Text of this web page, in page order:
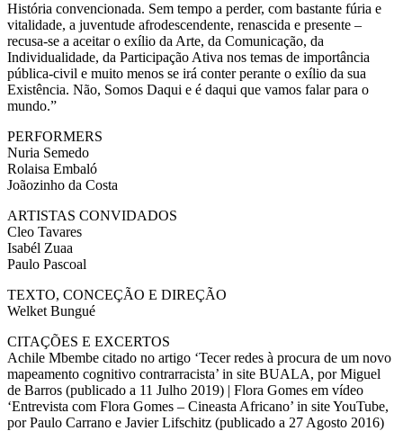
História convencionada. Sem tempo a perder, com bastante fúria e
vitalidade, a juventude afrodescendente, renascida e presente –
recusa-se a aceitar o exílio da Arte, da Comunicação, da
Individualidade, da Participação Ativa nos temas de importância
pública-civil e muito menos se irá conter perante o exílio da sua
Existência. Não, Somos Daqui e é daqui que vamos falar para o
mundo.”
PERFORMERS
Nuria Semedo
Rolaisa Embaló
Joãozinho da Costa
ARTISTAS CONVIDADOS
Cleo Tavares
Isabél Zuaa
Paulo Pascoal
TEXTO, CONCEÇÃO E DIREÇÃO
Welket Bungué
CITAÇÕES E EXCERTOS
Achile Mbembe citado no artigo ‘Tecer redes à procura de um novo
mapeamento cognitivo contrarracista’ in site BUALA, por Miguel
de Barros (publicado a 11 Julho 2019) | Flora Gomes em vídeo
‘Entrevista com Flora Gomes – Cineasta Africano’ in site YouTube,
por Paulo Carrano e Javier Lifschitz (publicado a 27 Agosto 2016)